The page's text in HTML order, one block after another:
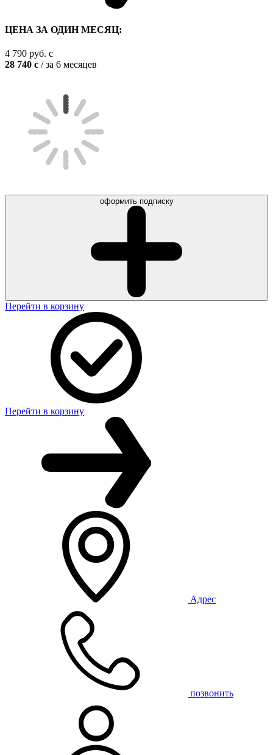
ЦЕНА ЗА ОДИН МЕСЯЦ:
4 790 руб. c
28 740 c / за 6 месяцев
оформить подписку
Перейти в корзину
Перейти в корзину
Адрес
позвонить